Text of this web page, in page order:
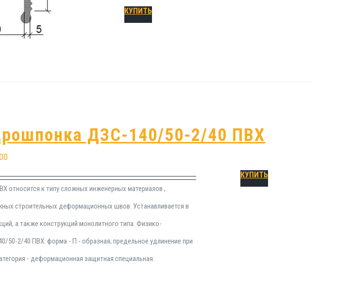
КУПИТЬ
ДЗС-140/50-2/40 ПВХ
относится к типу сложных инженерных материалов ,
строительных деформационных швов. Устанавливается в
а также конструкций монолитного типа. Физико-
50-2/40 ПВХ: форма - П - образная; предельное удлинение при
- деформационная защитная специальная.
КУПИТЬ